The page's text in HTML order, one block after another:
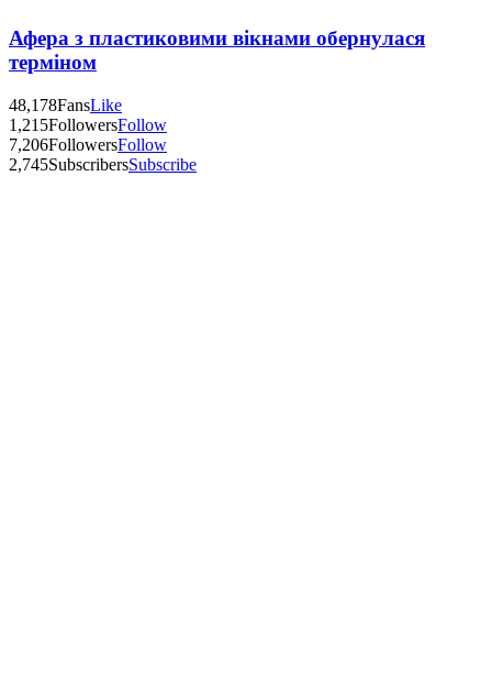
Афера з пластиковими вікнами обернулася
терміном
48,178FansLike
1,215FollowersFollow
7,206FollowersFollow
2,745SubscribersSubscribe